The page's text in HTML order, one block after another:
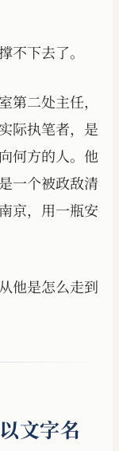
不下去了。
第二处主任，
际执笔者，是
何方的人。他
一个被政敌清
京，用一瓶安
他是怎么走到
文字名